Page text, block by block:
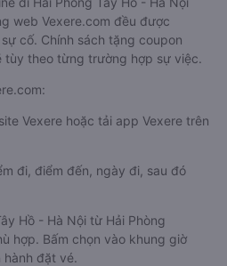
web Vexere.com đều được
cố. Chính sách tặng coupon
tùy theo từng trường hợp sự việc.
Vexere hoặc tải app Vexere trên
đi, điểm đến, ngày đi, sau đó
Hồ - Hà Nội từ Hải Phòng
hợp. Bấm chọn vào khung giờ
đặt vé.